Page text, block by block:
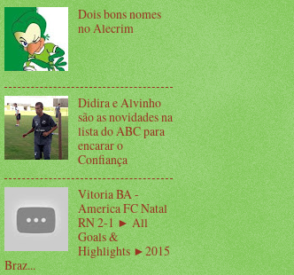
Dois bons nomes
no Alecrim
Didira e Alvinho
são as novidades na
lista do ABC para
encarar o
Confiança
Vitoria BA -
America FC Natal
RN 2-1 ► All
Goals &
Highlights ►2015
Braz...